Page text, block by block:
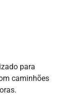
para
caminhões